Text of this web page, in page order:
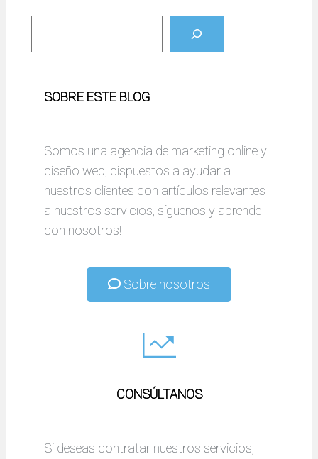
SOBRE ESTE BLOG
Somos una agencia de marketing online y
diseño web, dispuestos a ayudar a
nuestros clientes con artículos relevantes
a nuestros servicios, síguenos y aprende
con nosotros!
Sobre nosotros
CONSÚLTANOS
Si deseas contratar nuestros servicios,